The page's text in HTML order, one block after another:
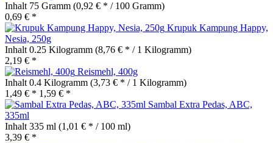
Inhalt 75 Gramm (0,92 € * / 100 Gramm)
0,69 € *
Krupuk Kampung Happy,
Nesia, 250g
Inhalt 0.25 Kilogramm (8,76 € * / 1 Kilogramm)
2,19 € *
Reismehl, 400g
Inhalt 0.4 Kilogramm (3,73 € * / 1 Kilogramm)
1,49 € * 1,59 € *
Sambal Extra Pedas, ABC,
335ml
Inhalt 335 ml (1,01 € * / 100 ml)
3,39 € *